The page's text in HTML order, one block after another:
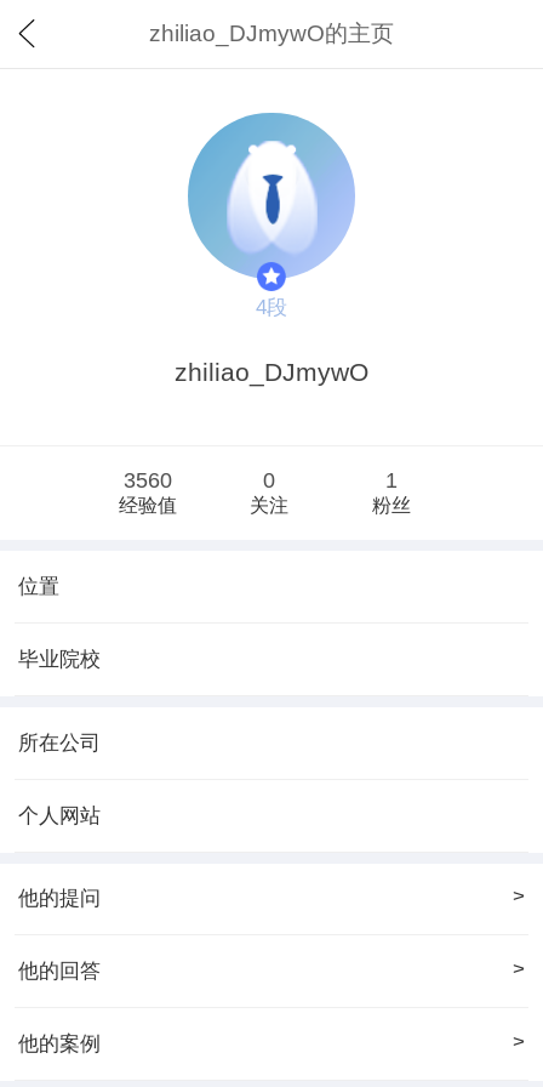
zhiliao_DJmywO的主页
4段
zhiliao_DJmywO
3560
经验值
0
关注
1
粉丝
位置
毕业院校
所在公司
个人网站
他的提问 >
他的回答 >
他的案例 >